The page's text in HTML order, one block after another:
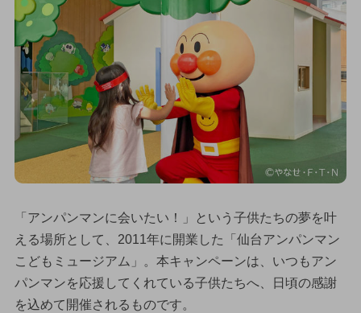
「アンパンマンに会いたい！」という子供たちの夢を叶
える場所として、2011年に開業した「仙台アンパンマン
こどもミュージアム」。本キャンペーンは、いつもアン
パンマンを応援してくれている子供たちへ、日頃の感謝
を込めて開催されるものです。